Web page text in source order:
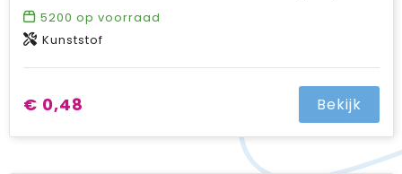
5200 op voorraad
Kunststof
€ 0,48 Bekijk